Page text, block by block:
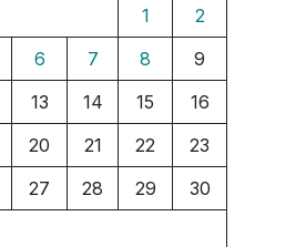
1
2
6 7 8
9
13 14 15
16
20 21 22
23
27 28 29
30